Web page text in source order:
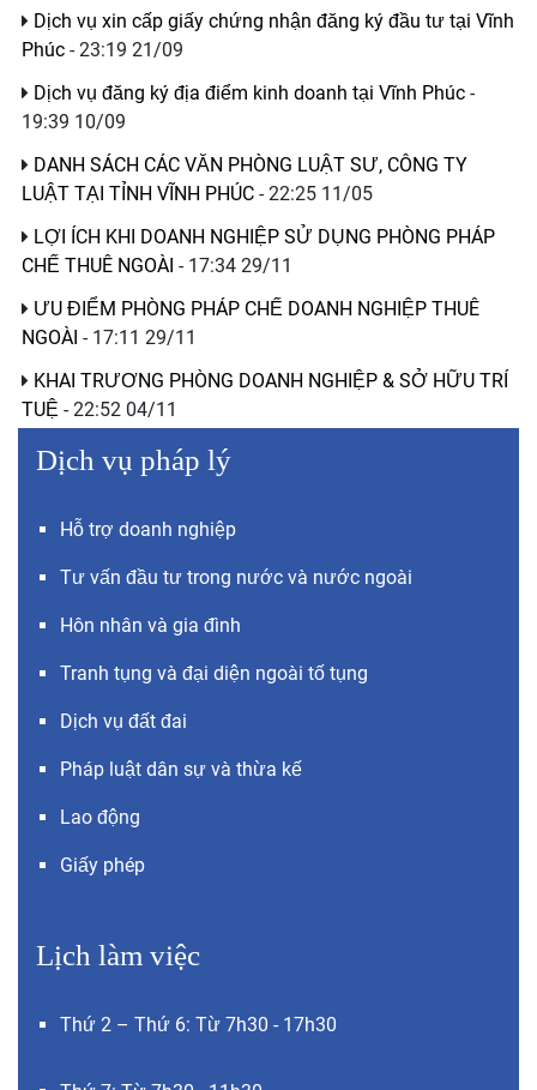
Dịch vụ xin cấp giấy chứng nhận đăng ký đầu tư tại Vĩnh
Phúc - 23:19 21/09
Dịch vụ đăng ký địa điểm kinh doanh tại Vĩnh Phúc -
19:39 10/09
DANH SÁCH CÁC VĂN PHÒNG LUẬT SƯ, CÔNG TY
LUẬT TẠI TỈNH VĨNH PHÚC - 22:25 11/05
LỢI ÍCH KHI DOANH NGHIỆP SỬ DỤNG PHÒNG PHÁP
CHẾ THUÊ NGOÀI - 17:34 29/11
ƯU ĐIỂM PHÒNG PHÁP CHẾ DOANH NGHIỆP THUÊ
NGOÀI - 17:11 29/11
KHAI TRƯƠNG PHÒNG DOANH NGHIỆP & SỞ HỮU TRÍ
TUỆ - 22:52 04/11
Dịch vụ pháp lý
Hỗ trợ doanh nghiệp
Tư vấn đầu tư trong nước và nước ngoài
Hôn nhân và gia đình
Tranh tụng và đại diện ngoài tố tụng
Dịch vụ đất đai
Pháp luật dân sự và thừa kế
Lao động
Giấy phép
Lịch làm việc
Thứ 2 – Thứ 6: Từ 7h30 - 17h30